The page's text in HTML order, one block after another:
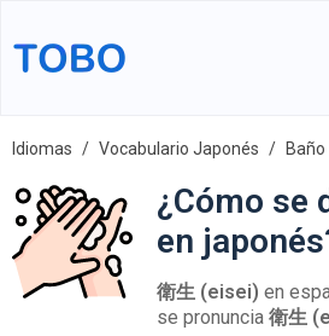
Idiomas Vocabulario Japonés Baño
¿Cómo se
en
衛生 (eisei) en
se pronuncia 衛生